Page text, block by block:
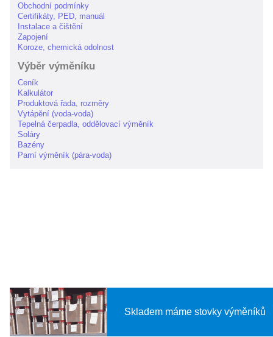
Skladem máme stovky výměníků
Obchodní podmínky
Certifikáty, PED, manuál
Instalace a čištění
Zapojení
Koroze, chemická odolnost
Výběr výměníku
Ceník
Kalkulátor
Produktová řada, rozměry
Vytápění (voda-voda)
Tepelná čerpadla, oddělovací výměník
Soláry
Bazény
Parní výměník (pára-voda)